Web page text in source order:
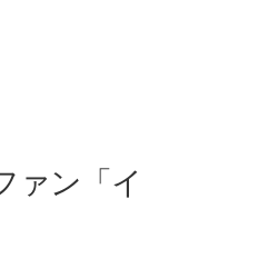
ァン「イ